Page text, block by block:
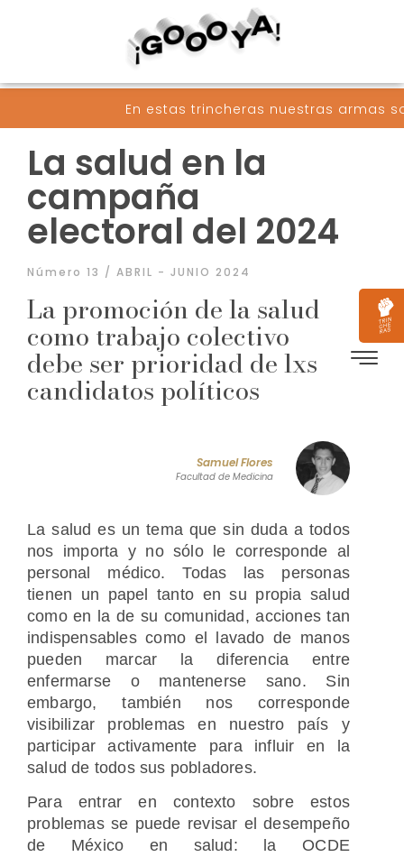
En estas trincheras nuestras armas son palabras
La salud en la
campaña
electoral del 2024
Número 13 / ABRIL - JUNIO 2024
La promoción de la salud
como trabajo colectivo
debe ser prioridad de lxs
candidatos políticos
Samuel Flores
Facultad de Medicina
La salud es un tema que sin duda a todos
nos importa y no sólo le corresponde al
personal médico. Todas las personas
tienen un papel tanto en su propia salud
como en la de su comunidad, acciones tan
indispensables como el lavado de manos
pueden marcar la diferencia entre
enfermarse o mantenerse sano. Sin
embargo, también nos corresponde
visibilizar problemas en nuestro país y
participar activamente para influir en la
salud de todos sus pobladores.
Para entrar en contexto sobre estos
problemas se puede revisar el desempeño
de México en salud: la OCDE